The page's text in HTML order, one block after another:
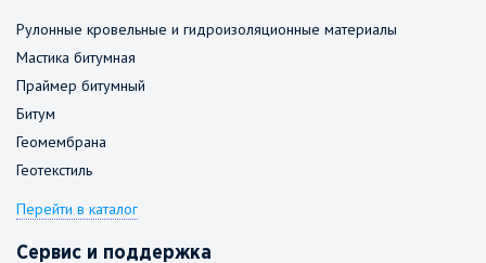
Рулонные кровельные и гидроизоляционные материалы
Мастика битумная
Праймер битумный
Битум
Геомембрана
Геотекстиль
Перейти в каталог
Сервис и поддержка